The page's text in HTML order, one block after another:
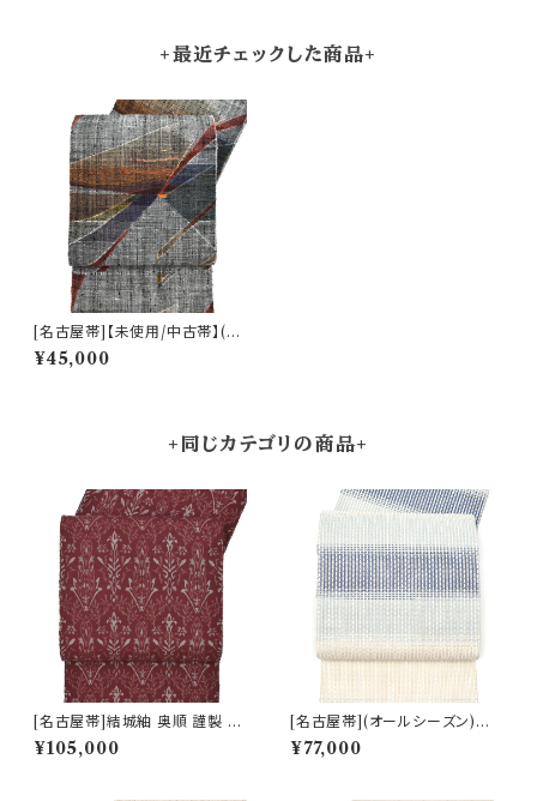
+最近チェックした商品+
[名古屋帯]【未使用/中古帯】(お
仕立て上がり) 西陣織 老舗 渡
文 謹製 手織り 真綿紬 八寸帯
¥45,000
+同じカテゴリの商品+
[名古屋帯]結城紬 奥順 謹製 型
紙捺染絣 装飾華文 八寸帯 正絹
日本製(商品番号:22496)
¥105,000
[名古屋帯](オールシーズン)米
沢 近賢織物 謹製 蜃気楼 オー
ロラ 八寸帯 絹×和紙 日本製(商
¥77,000